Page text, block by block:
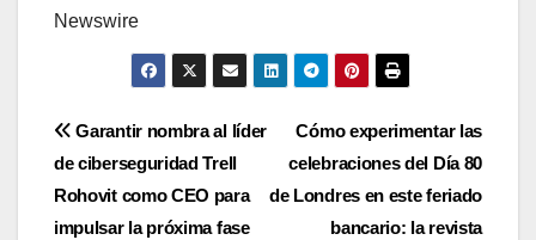
Newswire
Post
navigation
Cómo experimentar las
celebraciones del Día 80
de Londres en este feriado
bancario: la revista
Garantir nombra al líder
de ciberseguridad Trell
Rohovit como CEO para
impulsar la próxima fase